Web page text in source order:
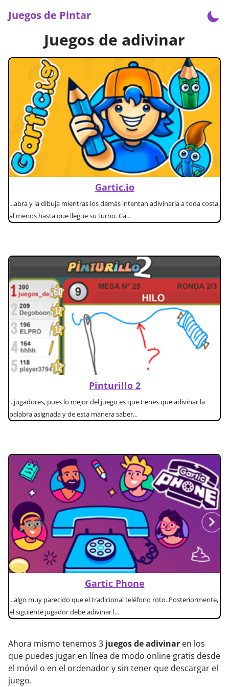
Juegos de Pintar
Juegos de adivinar
Gartic.io
...abra y la dibuja mientras los demás intentan adivinarla a toda costa,
al menos hasta que llegue su turno. Ca...
Pinturillo 2
...jugadores, pues lo mejor del juego es que tienes que adivinar la
palabra asignada y de esta manera saber...
Gartic Phone
...algo muy parecido que el tradicional teléfono roto. Posteriormente,
el siguiente jugador debe adivinar l...
Ahora mismo tenemos 3 juegos de adivinar en los
que puedes jugar en línea de modo online gratis desde
el móvil o en el ordenador y sin tener que descargar el
juego.